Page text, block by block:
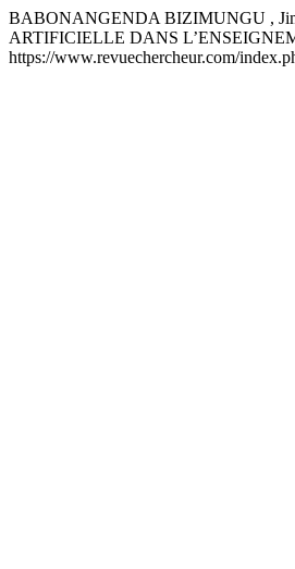
BABONANGENDA BIZIMUNGU ,
ARTIFICIELLE DANS
https://www.revuechercheur.com/